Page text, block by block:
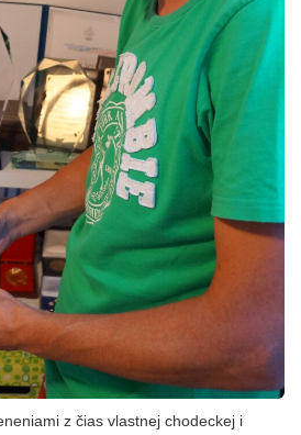
z čias vlastnej chodeckej i